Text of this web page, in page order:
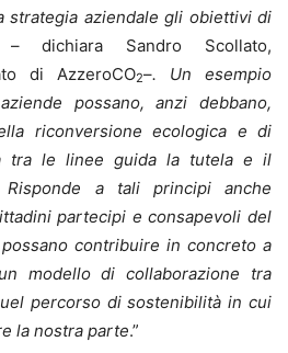
strategia aziendale gli obiettivi di
dichiara Sandro Scollato,
di AzzeroCO2–. Un esempio
possano, anzi debbano,
riconversione ecologica e di
tra le linee guida la tutela e il
Risponde a tali principi anche
partecipi e consapevoli del
contribuire in concreto a
modello di collaborazione tra
percorso di sostenibilità in cui
la nostra parte.”